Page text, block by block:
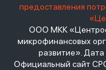
предоставления
ООО МКК
микрофинансовых
развитие». Дата
Официальный сайт